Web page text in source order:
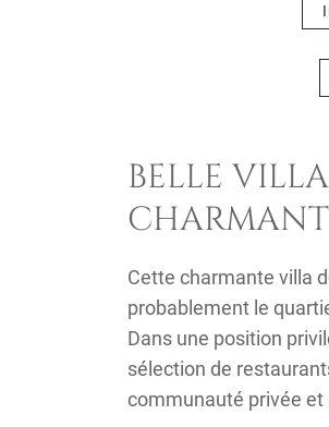
BELLE
Cette charmante villa
probablement le
Dans une position
sélection de
communauté privée et